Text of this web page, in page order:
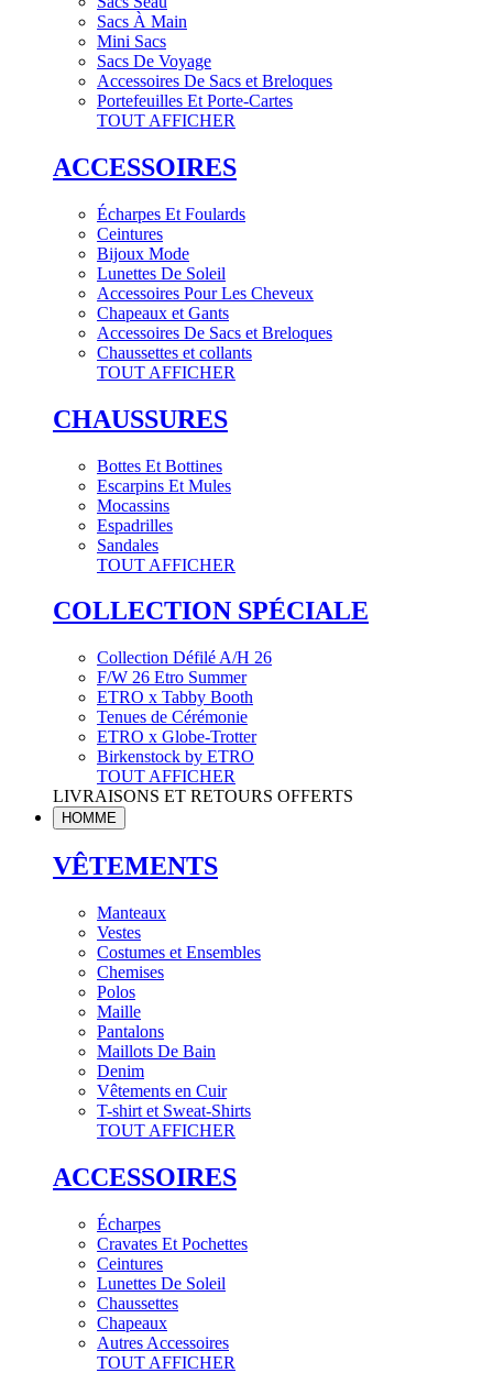
Sacs À Main
Mini Sacs
Sacs De Voyage
Accessoires De Sacs et Breloques
Portefeuilles Et Porte-Cartes
TOUT AFFICHER
ACCESSOIRES
Écharpes Et Foulards
Ceintures
Bijoux Mode
Lunettes De Soleil
Accessoires Pour Les Cheveux
Chapeaux et Gants
Accessoires De Sacs et Breloques
Chaussettes et collants
TOUT AFFICHER
CHAUSSURES
Bottes Et Bottines
Escarpins Et Mules
Mocassins
Espadrilles
Sandales
TOUT AFFICHER
COLLECTION SPÉCIALE
Collection Défilé A/H 26
F/W 26 Etro Summer
ETRO x Tabby Booth
Tenues de Cérémonie
ETRO x Globe-Trotter
Birkenstock by ETRO
TOUT AFFICHER
LIVRAISONS ET RETOURS OFFERTS
HOMME
VÊTEMENTS
Manteaux
Vestes
Costumes et Ensembles
Chemises
Polos
Maille
Pantalons
Maillots De Bain
Denim
Vêtements en Cuir
T-shirt et Sweat-Shirts
TOUT AFFICHER
ACCESSOIRES
Écharpes
Cravates Et Pochettes
Ceintures
Lunettes De Soleil
Chaussettes
Chapeaux
Autres Accessoires
TOUT AFFICHER